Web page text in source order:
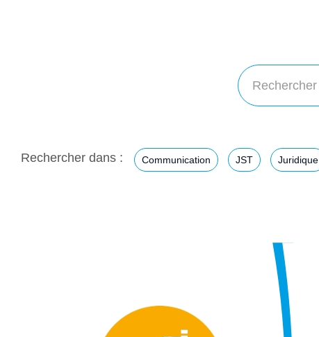
Rechercher dans : Communication JST Juridique